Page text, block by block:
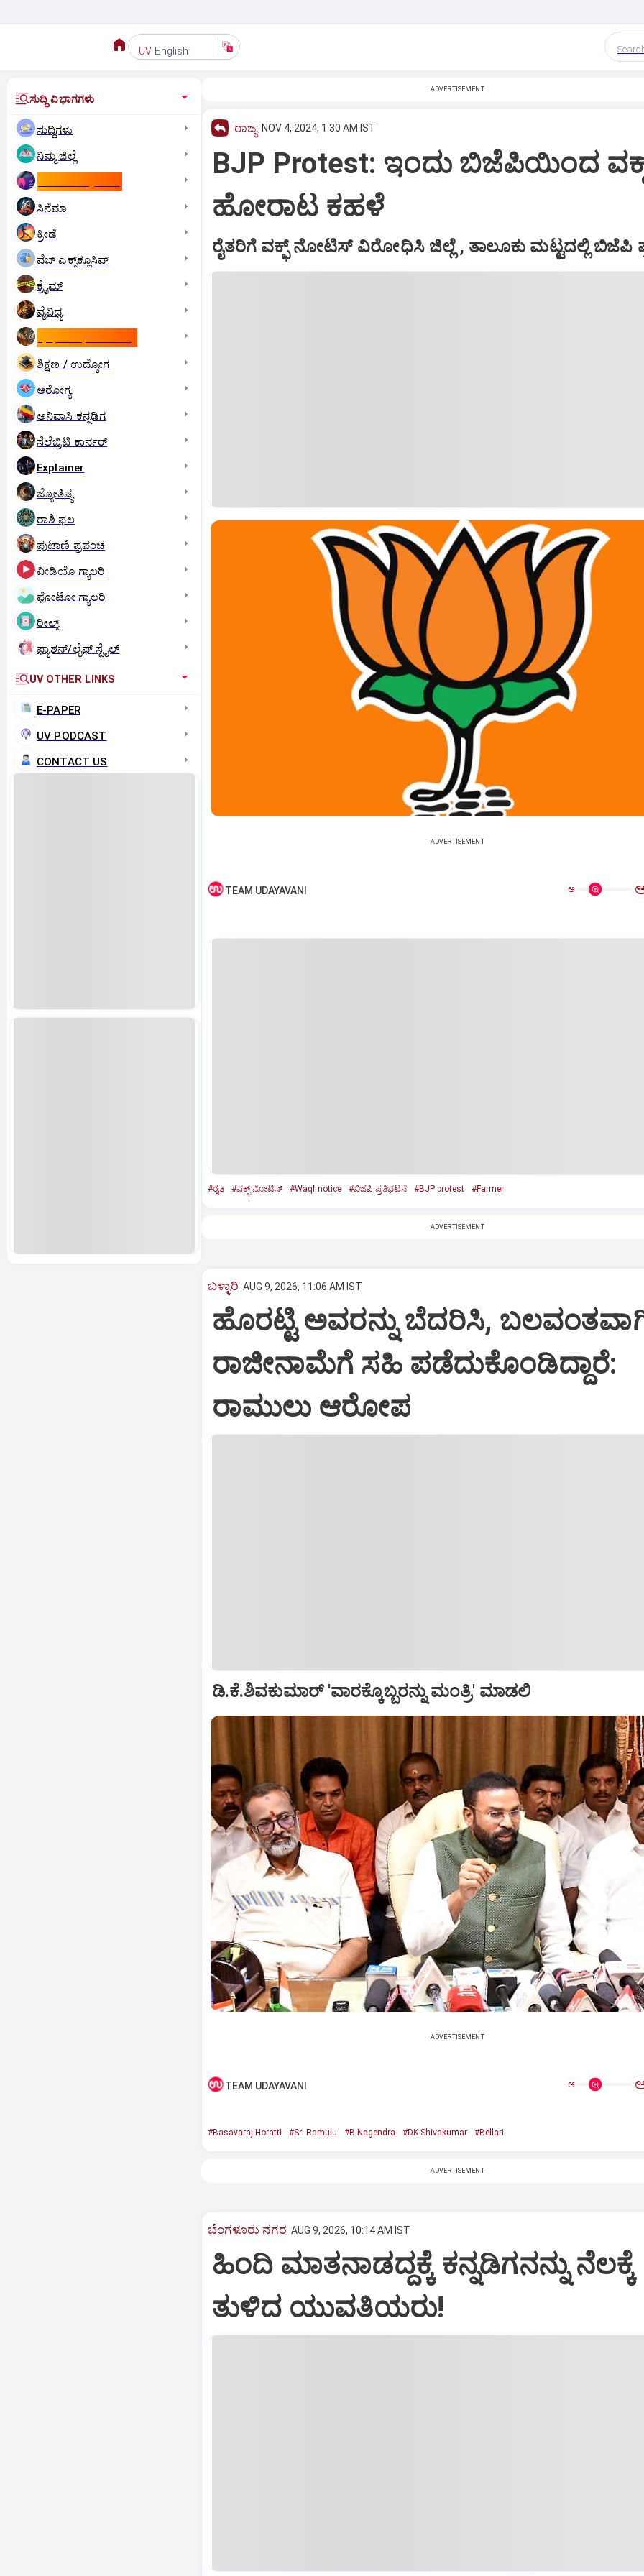
UV English
ಸುದ್ದಿ ವಿಭಾಗಗಳು
ಸುದ್ದಿಗಳು
ನಿಮ್ಮ ಜಿಲ್ಲೆ
ಸಿನೆಮಾ
ಕ್ರೀಡೆ
ವೆಬ್ ಎಕ್ಸ್‌ಕ್ಲೂಸಿವ್
ಕ್ರೈಮ್
ವೈವಿಧ್ಯ
ಶಿಕ್ಷಣ / ಉದ್ಯೋಗ
ಆರೋಗ್ಯ
ಅನಿವಾಸಿ ಕನ್ನಡಿಗ
ಸೆಲೆಬ್ರಿಟಿ ಕಾರ್ನರ್‌
Explainer
ಜ್ಯೋತಿಷ್ಯ
ರಾಶಿ ಫಲ
ಪುಟಾಣಿ ಪ್ರಪಂಚ
ವೀಡಿಯೊ ಗ್ಯಾಲರಿ
ಫೋಟೋ ಗ್ಯಾಲರಿ
ರೀಲ್ಸ್
ಫ್ಯಾಶನ್/ಲೈಫ್‌ ಸ್ಟೈಲ್
UV OTHER LINKS
E-PAPER
UV PODCAST
CONTACT US
ADVERTISEMENT
ರಾಜ್ಯ NOV 4, 2024, 1:30 AM IST
BJP Protest: ಇಂದು ಬಿಜೆಪಿಯಿಂದ
ಹೋರಾಟ ಕಹಳೆ
ರೈತರಿಗೆ ವಕ್ಫ್ ನೋಟಿಸ್‌ ವಿರೋಧಿಸಿ ಜಿಲ್ಲೆ , ತಾಲೂಕು ಮಟ್ಟದಲ್ಲಿ ಬಿಜೆಪಿ
ADVERTISEMENT
TEAM UDAYAVANI ಅ
#ರೈತ #ವಕ್ಫ್ ನೋಟಿಸ್ #Waqf notice #ಬಿಜೆಪಿ ಪ್ರತಿಭಟನೆ #BJP protest #Farmer
ADVERTISEMENT
ಬಳ್ಳಾರಿ AUG 9, 2026, 11:06 AM IST
ಹೊರಟ್ಟಿ ಅವರನ್ನು ಬೆದರಿಸಿ,
ರಾಜೀನಾಮೆಗೆ ಸಹಿ ಪಡೆದುಕೊಂಡಿದ್ದಾರೆ:
ರಾಮುಲು ಆರೋಪ
ಡಿ.ಕೆ.ಶಿವಕುಮಾರ್ 'ವಾರಕ್ಕೊಬ್ಬರನ್ನು ಮಂತ್ರಿ' ಮಾಡಲಿ
ADVERTISEMENT
TEAM UDAYAVANI ಅ
#Basavaraj Horatti #Sri Ramulu #B Nagendra #DK Shivakumar #Bellari
ADVERTISEMENT
ಬೆಂಗಳೂರು ನಗರ AUG 9, 2026, 10:14 AM IST
ಹಿಂದಿ ಮಾತನಾಡದ್ದಕ್ಕೆ ಕನ್ನಡಿಗನನ್ನು
ತುಳಿದ ಯುವತಿಯರು!